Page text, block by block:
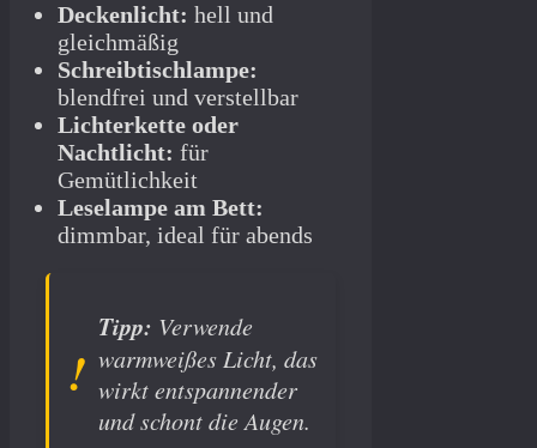
Deckenlicht: hell und
gleichmäßig
Schreibtischlampe:
blendfrei und verstellbar
Lichterkette oder
Nachtlicht: für
Gemütlichkeit
Leselampe am Bett:
dimmbar, ideal für abends
Tipp: Verwende
warmweißes Licht, das
wirkt entspannender
und schont die Augen.